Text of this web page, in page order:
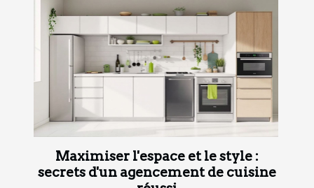
Maximiser l'espace et le style :
secrets d'un agencement de cuisine